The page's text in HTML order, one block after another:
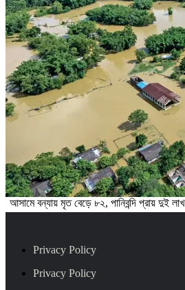
আসামে বন্যায় মৃত বেড়ে ৮২, পানিবন্দি প্রায় দুই লাখ
Privacy Policy
Privacy Policy